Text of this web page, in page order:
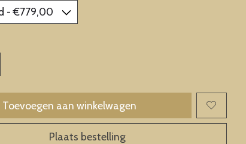
Toevoegen aan winkelwagen
Plaats bestelling